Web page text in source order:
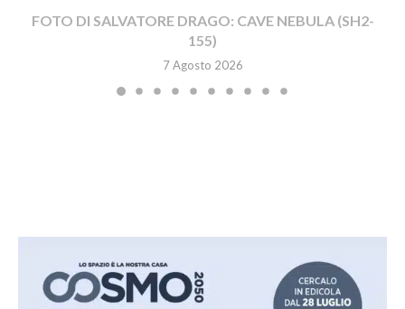
FOTO DI SALVATORE DRAGO: CAVE NEBULA (SH2-
155)
7 Agosto 2026